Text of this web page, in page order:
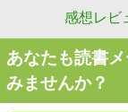
感想レビ
あなたも読書
みませんか？